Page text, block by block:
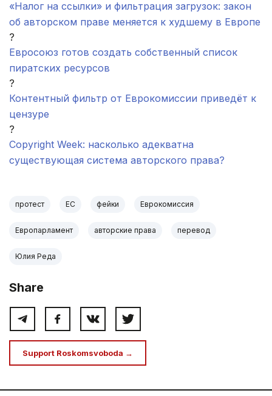
«Налог на ссылки» и фильтрация загрузок: закон
об авторском праве меняется к худшему в Европе
?
Евросоюз готов создать собственный список
пиратских ресурсов
?
Контентный фильтр от Еврокомиссии приведёт к
цензуре
?
Copyright Week: насколько адекватна
существующая система авторского права?
протест ЕС фейки Еврокомиссия
Европарламент авторские права перевод
Юлия Реда
Share
Support Roskomsvoboda →